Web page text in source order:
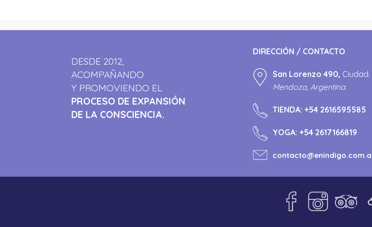
DESDE 2012,
ACOMPAÑANDO
Y PROMOVIENDO EL
PROCESO DE EXPANSIÓN
DE LA CONSCIENCIA.
DIRECCIÓN / CONTACTO
San Lorenzo 490, Ciudad.
Mendoza, Argentina.
TIENDA: +54 2616595585
YOGA: +54 2617166819